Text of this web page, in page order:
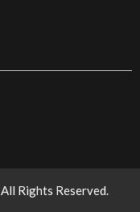
All Rights Reserved.